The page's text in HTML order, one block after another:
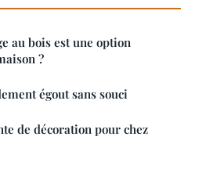
au bois est une option
?
égout sans souci
de décoration pour chez